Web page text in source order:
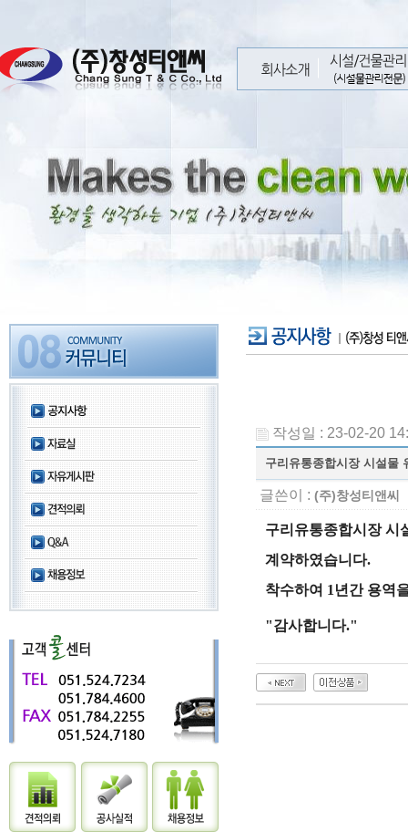
작성일 : 23-02-20
구리유통종합시장 시설물
글쓴이 : (주)창성티앤씨
구리유통종합시장 시
계약하였습니다.
착수하여 1년간 용역
"감사합니다."